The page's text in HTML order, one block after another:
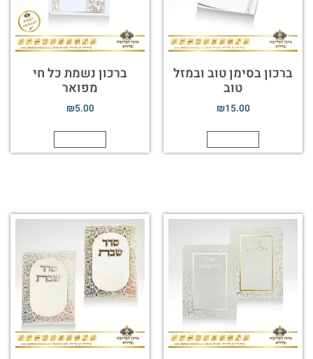
ברכון בסימן טוב ובמזל
טוב
₪15.00
ברכון נשמת כל חי
מפואר
₪5.00